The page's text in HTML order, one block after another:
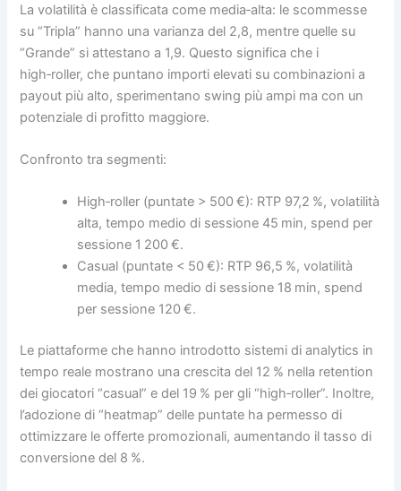
La volatilità è classificata come media‑alta: le scommesse
su “Tripla” hanno una varianza del 2,8, mentre quelle su
“Grande” si attestano a 1,9. Questo significa che i
high‑roller, che puntano importi elevati su combinazioni a
payout più alto, sperimentano swing più ampi ma con un
potenziale di profitto maggiore.
Confronto tra segmenti:
High‑roller (puntate > 500 €): RTP 97,2 %, volatilità
alta, tempo medio di sessione 45 min, spend per
sessione 1 200 €.
Casual (puntate < 50 €): RTP 96,5 %, volatilità
media, tempo medio di sessione 18 min, spend
per sessione 120 €.
Le piattaforme che hanno introdotto sistemi di analytics in
tempo reale mostrano una crescita del 12 % nella retention
dei giocatori “casual” e del 19 % per gli “high‑roller”. Inoltre,
l’adozione di “heatmap” delle puntate ha permesso di
ottimizzare le offerte promozionali, aumentando il tasso di
conversione del 8 %.